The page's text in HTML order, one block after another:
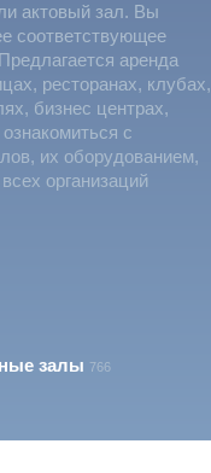
актовый зал. Вы
соответствующее
аренда
ресторанах, клубах,
бизнес центрах,
с
их оборудованием,
организаций
залы 766